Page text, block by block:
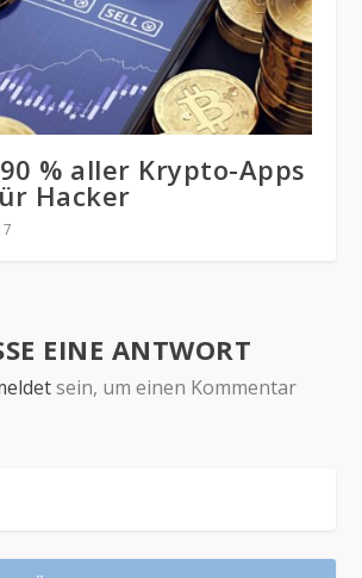
% aller Krypto-Apps
Hacker
EINE ANTWORT
sein, um einen Kommentar